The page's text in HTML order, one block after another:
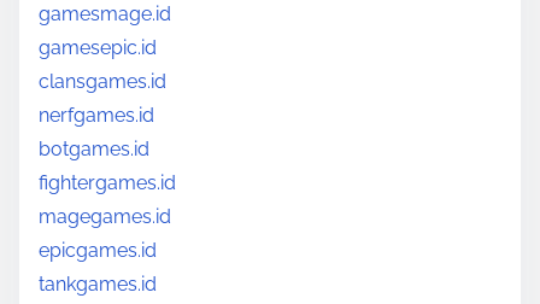
gamesmage.id
gamesepic.id
clansgames.id
nerfgames.id
botgames.id
fightergames.id
magegames.id
epicgames.id
tankgames.id